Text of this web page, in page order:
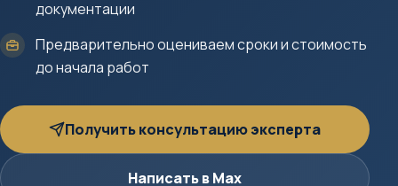
документации
Предварительно оцениваем сроки и стоимость
до начала работ
Получить консультацию эксперта
Написать в Max